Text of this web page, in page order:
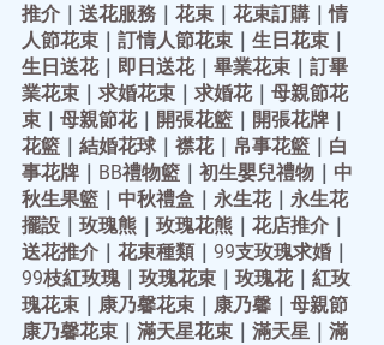
推介 ｜ 送花服務 ｜ 花束 ｜ 花束訂購 ｜情
人節花束 ｜ 訂情人節花束 ｜ 生日花束 ｜
生日送花｜ 即日送花｜ 畢業花束 ｜ 訂畢
業花束 ｜ 求婚花束 ｜ 求婚花｜ 母親節花
束 ｜ 母親節花｜ 開張花籃 ｜ 開張花牌 ｜
花籃 ｜ 結婚花球 ｜ 襟花｜ 帛事花籃 ｜ 白
事花牌 ｜ BB禮物籃 ｜ 初生嬰兒禮物 ｜ 中
秋生果籃 ｜ 中秋禮盒 ｜ 永生花｜ 永生花
擺設 ｜ 玫瑰熊 ｜ 玫瑰花熊 ｜ 花店推介 ｜
送花推介 ｜ 花束種類 ｜ 99支玫瑰求婚 ｜
99枝紅玫瑰｜ 玫瑰花束 ｜ 玫瑰花｜ 紅玫
瑰花束 ｜ 康乃馨花束 ｜ 康乃馨 ｜ 母親節
康乃馨花束 ｜ 滿天星花束 ｜ 滿天星 ｜ 滿